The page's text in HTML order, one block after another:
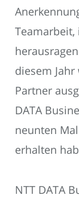
Teamarbeit,
diesem
Partner
DATA
neunten
erhalten
NTT DATA